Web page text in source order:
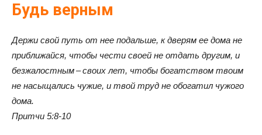
Будь верным
Держи свой путь от нее подальше, к дверям ее дома не
приближайся, чтобы чести своей не отдать другим, и
безжалостным – своих лет, чтобы богатством твоим
не насыщались чужие, и твой труд не обогатил чужого
дома.
Притчи 5:8-10